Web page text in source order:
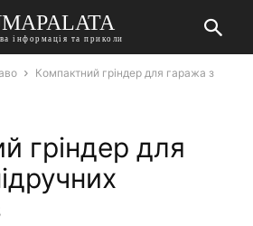
інформація та приколи
Компактний гріндер для гаража з
гріндер для